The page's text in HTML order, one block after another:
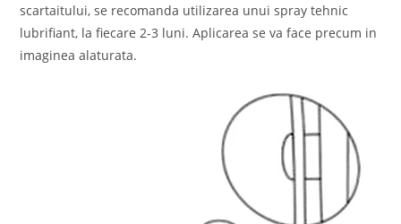
scartaitului, se recomanda utilizarea unui spray tehnic
lubrifiant, la fiecare 2-3 luni. Aplicarea se va face precum in
imaginea alaturata.